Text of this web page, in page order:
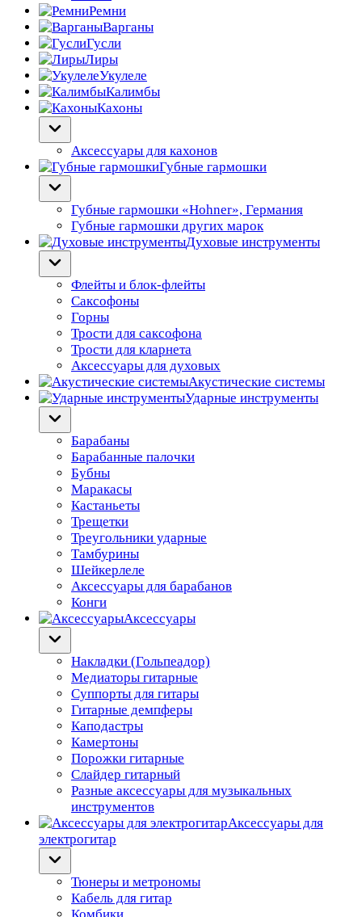
Ремни
Варганы
Гусли
Лиры
Укулеле
Калимбы
Кахоны
Аксессуары для кахонов
Губные гармошки
Губные гармошки «Hohner», Германия
Губные гармошки других марок
Духовые инструменты
Флейты и блок-флейты
Саксофоны
Горны
Трости для саксофона
Трости для кларнета
Аксессуары для духовых
Акустические системы
Ударные инструменты
Барабаны
Барабанные палочки
Бубны
Маракасы
Кастаньеты
Трещетки
Треугольники ударные
Тамбурины
Шейкерлеле
Аксессуары для барабанов
Конги
Аксессуары
Накладки (Гольпеадор)
Медиаторы гитарные
Суппорты для гитары
Гитарные демпферы
Каподастры
Камертоны
Порожки гитарные
Слайдер гитарный
Разные аксессуары для музыкальных
инструментов
Аксессуары для
электрогитар
Тюнеры и метрономы
Кабель для гитар